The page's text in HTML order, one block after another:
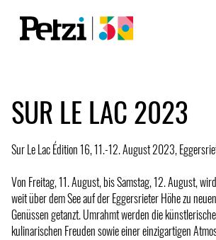
SUR LE LAC 2023
Sur Le Lac Édition 16, 11.-12. August 2023,
Von Freitag, 11. August, bis Samstag, 12. August,
weit über dem See auf der Eggersrieter Höhe zu
Genüssen getanzt. Umrahmt werden die
kulinarischen Freuden sowie einer einzigartigen